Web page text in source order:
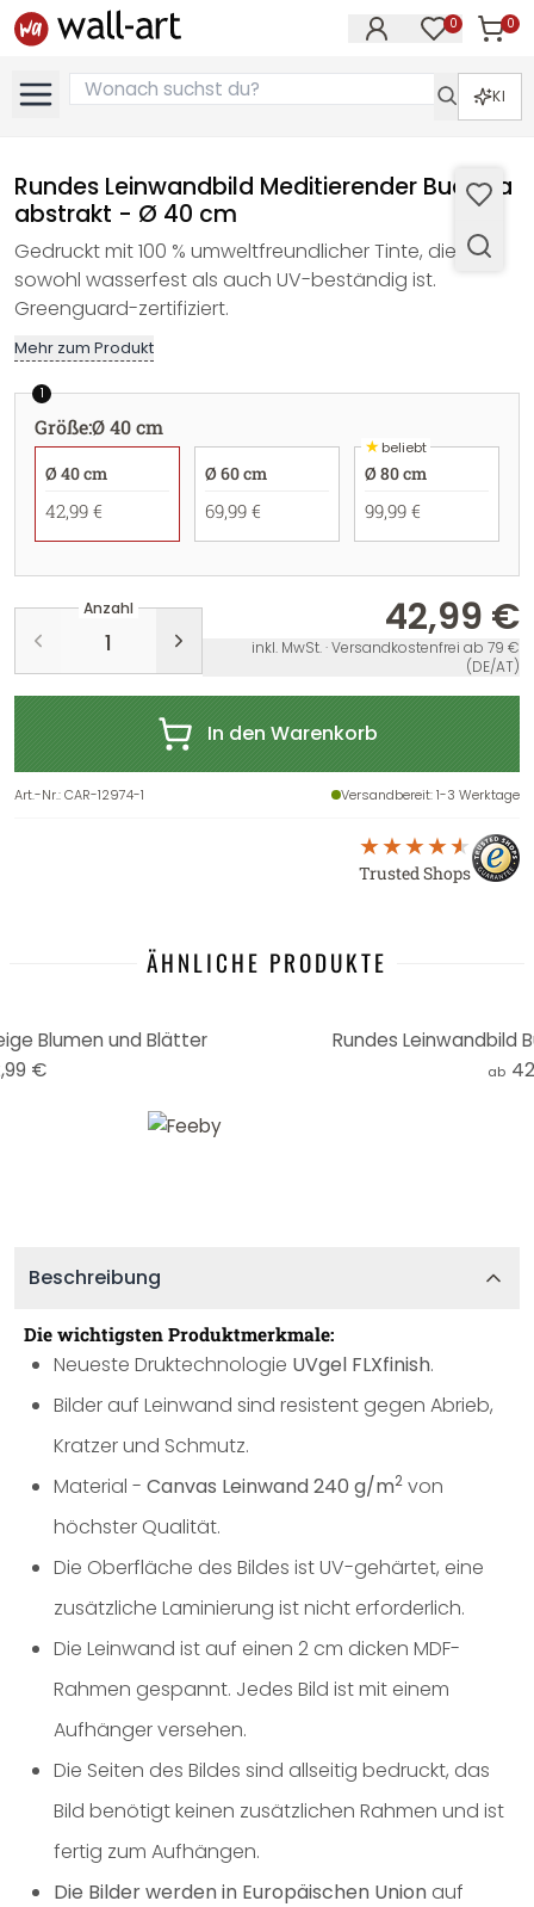
0 0
KI
Rundes Leinwandbild Meditierender Buddha
abstrakt - Ø 40 cm
Gedruckt mit 100 % umweltfreundlicher Tinte, die
sowohl wasserfest als auch UV-beständig ist.
Greenguard-zertifiziert.
Mehr zum Produkt
1
Größe:Ø 40 cm
Ø 40 cm
42,99 €
Ø 60 cm
69,99 €
★beliebt
Ø 80 cm
99,99 €
Anzahl 42,99 €
inkl. MwSt. · Versandkostenfrei ab 79 €
(DE/AT)
In den Warenkorb
Art.-Nr.:CAR-12974-1 Versandbereit: 1-3 Werktage
Trusted Shops
ÄHNLICHE PRODUKTE
Blumen und Blätter
€
Rundes Leinwandbild
ab
Beschreibung
Die wichtigsten Produktmerkmale:
Neueste Druktechnologie UVgel FLXfinish.
Bilder auf Leinwand sind resistent gegen Abrieb,
Kratzer und Schmutz.
Material - Canvas Leinwand 240 g/m2 von
höchster Qualität.
Die Oberfläche des Bildes ist UV-gehärtet, eine
zusätzliche Laminierung ist nicht erforderlich.
Die Leinwand ist auf einen 2 cm dicken MDF-
Rahmen gespannt. Jedes Bild ist mit einem
Aufhänger versehen.
Die Seiten des Bildes sind allseitig bedruckt, das
Bild benötigt keinen zusätzlichen Rahmen und ist
fertig zum Aufhängen.
Die Bilder werden in Europäischen Union auf